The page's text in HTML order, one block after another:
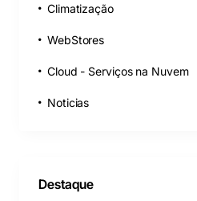
Climatização
WebStores
Cloud - Serviços na Nuvem
Noticias
Destaque